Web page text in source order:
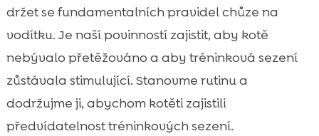
držet se fundamentalních pravidel chůze na
vodítku. Je naší povinností zajistit, aby kotě
nebývalo přetěžováno a aby tréninková sezení
zůstávala stimulující. Stanovme rutinu a
dodržujme ji, abychom kotěti zajistili
předvídatelnost tréninkových sezení.